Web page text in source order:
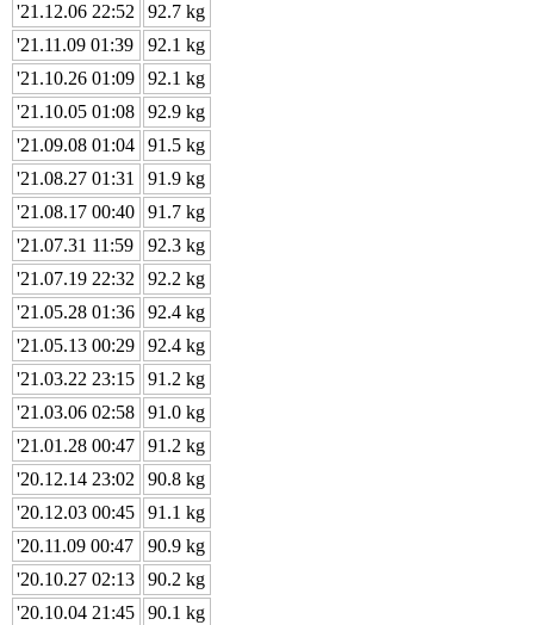
'21.12.06 22:52
92.7 kg
'21.11.09 01:39
92.1 kg
'21.10.26 01:09
92.1 kg
'21.10.05 01:08
92.9 kg
'21.09.08 01:04
91.5 kg
'21.08.27 01:31
91.9 kg
'21.08.17 00:40
91.7 kg
'21.07.31 11:59
92.3 kg
'21.07.19 22:32
92.2 kg
'21.05.28 01:36
92.4 kg
'21.05.13 00:29
92.4 kg
'21.03.22 23:15
91.2 kg
'21.03.06 02:58
91.0 kg
'21.01.28 00:47
91.2 kg
'20.12.14 23:02
90.8 kg
'20.12.03 00:45
91.1 kg
'20.11.09 00:47
90.9 kg
'20.10.27 02:13
90.2 kg
'20.10.04 21:45
90.1 kg